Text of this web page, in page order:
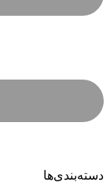
دسته‌بندی‌ها